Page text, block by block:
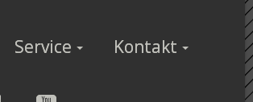
Service Kontakt